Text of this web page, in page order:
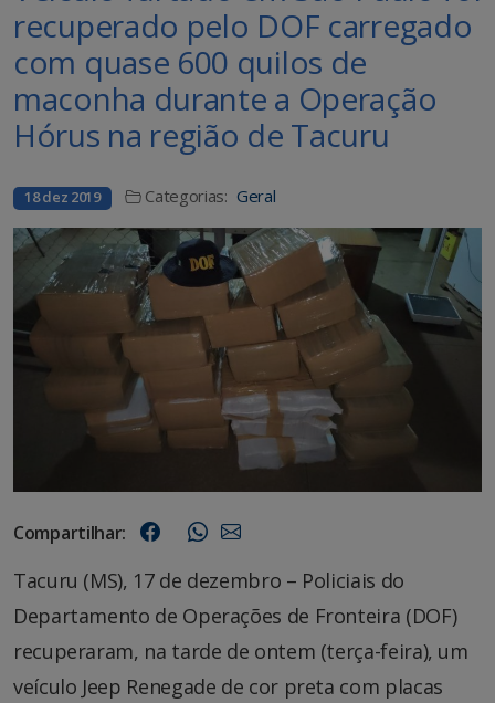
recuperado pelo DOF carregado
com quase 600 quilos de
maconha durante a Operação
Hórus na região de Tacuru
18 dez 2019 Categorias: Geral
Compartilhar:
Tacuru (MS), 17 de dezembro – Policiais do
Departamento de Operações de Fronteira (DOF)
recuperaram, na tarde de ontem (terça-feira), um
veículo Jeep Renegade de cor preta com placas